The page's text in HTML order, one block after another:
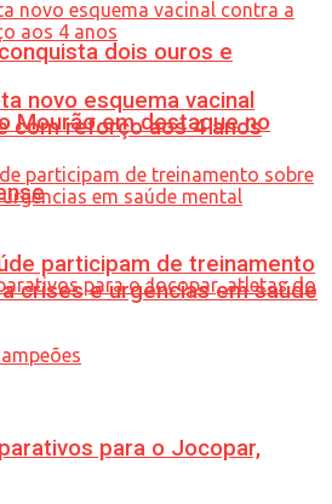
dois ouros e
Mourão em destaque no
para o Jocopar,
novo esquema vacinal
com reforço aos 4 anos
participam de treinamento
crises e urgências em saúde